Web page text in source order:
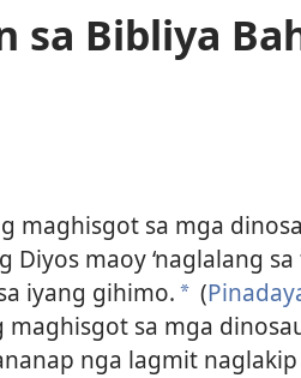
sa Bibliya
maghisgot sa mga
maoy ‘naglalang
iyang gihimo. a (
maghisgot sa mga
nga lagmit